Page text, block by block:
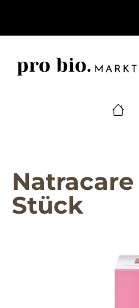
Stück
Bildergalerie überspringen